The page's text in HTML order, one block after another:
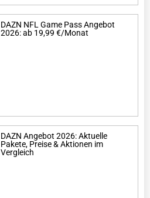
DAZN NFL Game Pass Angebot
2026: ab 19,99 €/Monat
DAZN Angebot 2026: Aktuelle
Pakete, Preise & Aktionen im
Vergleich